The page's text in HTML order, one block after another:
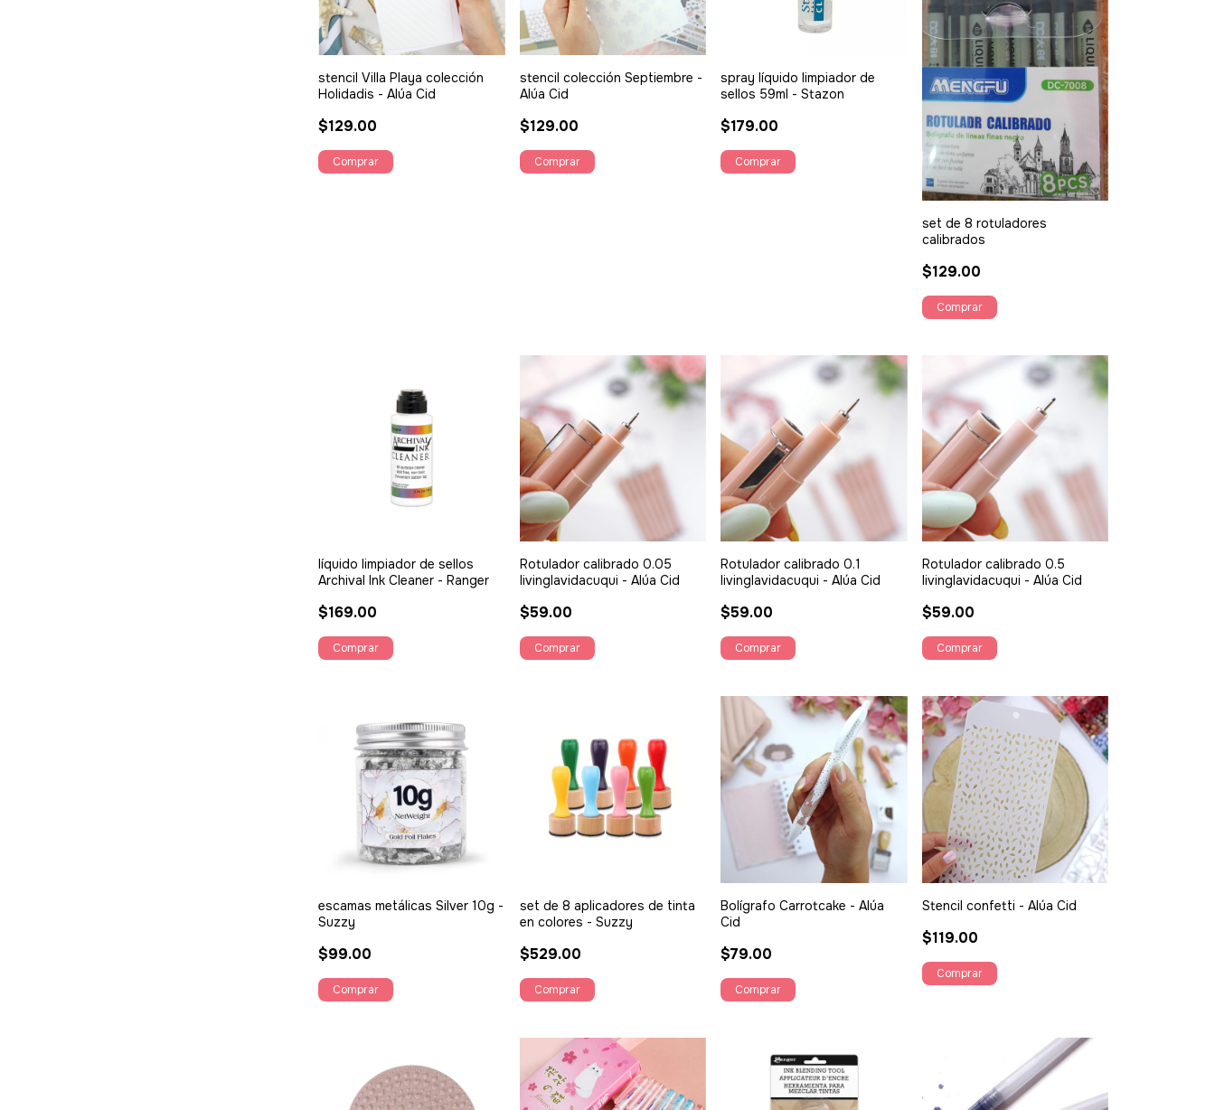
stencil Villa Playa colección
Holidadis - Alúa Cid
$129.00
stencil colección Septiembre -
Alúa Cid
$129.00
spray líquido limpiador de
sellos 59ml - Stazon
$179.00
set de 8 rotuladores
calibrados
$129.00
líquido limpiador de sellos
Archival Ink Cleaner - Ranger
$169.00
Rotulador calibrado 0.05
livinglavidacuqui - Alúa Cid
$59.00
Rotulador calibrado 0.1
livinglavidacuqui - Alúa Cid
$59.00
Rotulador calibrado 0.5
livinglavidacuqui - Alúa Cid
$59.00
escamas metálicas Silver 10g -
Suzzy
$99.00
set de 8 aplicadores de tinta
en colores - Suzzy
$529.00
Bolígrafo Carrotcake - Alúa
Cid
$79.00
Stencil confetti - Alúa Cid
$119.00